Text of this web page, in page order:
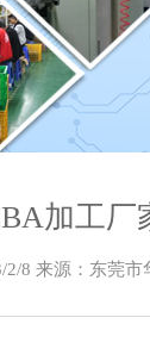
加工
2/8 来源：东莞市